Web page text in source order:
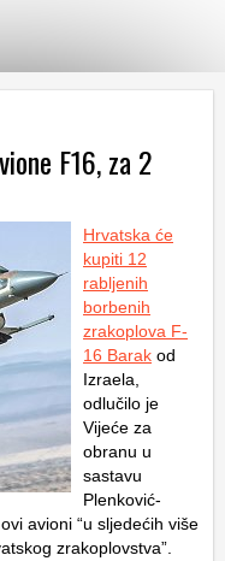
F16, za 2
Hrvatska će
kupiti 12
rabljenih
borbenih
zrakoplova F-
16 Barak od
Izraela,
odlučilo je
Vijeće za
obranu u
sastavu
Plenković-
avioni “u sljedećih više
zrakoplovstva”.